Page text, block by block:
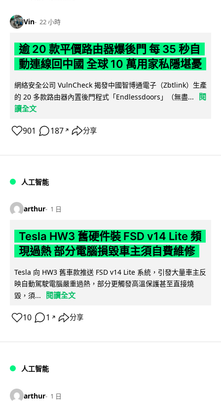
Vin 22 小時
逾 20 款平價路由器爆後門 每 35 秒自
動連線回中國 全球 10 萬用家私隱堪憂
網絡安全公司 VulnCheck 揭發中國智博通電子（Zbtlink）生產
的 20 多款路由器內置後門程式「Endlessdoors」（無盡...
閱
讀全文
901 187 ↗ 分享
人工智能
arthur 1 日
Tesla HW3 舊硬件裝 FSD v14 Lite 頻
現過熱 部分電腦損毀車主須自費維修
Tesla 向 HW3 舊車款推送 FSD v14 Lite 系統，引發大量車主反
映自動駕駛電腦嚴重過熱，部分更觸發高溫保護甚至直接燒
毀，須...
閱讀全文
10 1 ↗ 分享
人工智能
arthur 1 日